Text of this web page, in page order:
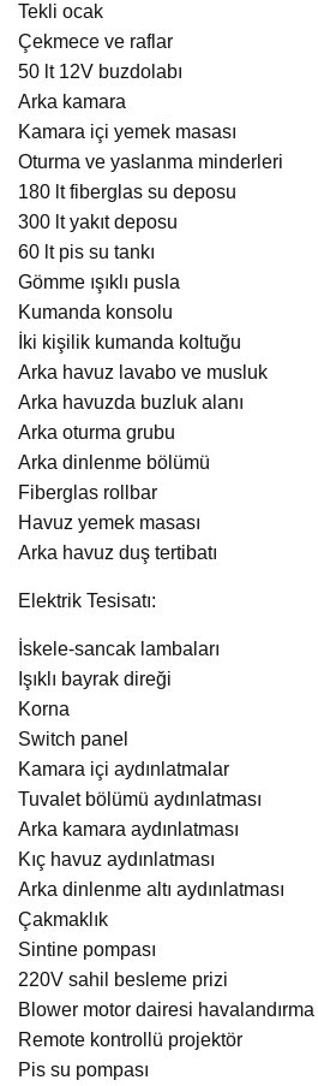
Tekli ocak
Çekmece ve raflar
50 lt 12V buzdolabı
Arka kamara
Kamara içi yemek masası
Oturma ve yaslanma minderleri
180 lt fiberglas su deposu
300 lt yakıt deposu
60 lt pis su tankı
Gömme ışıklı pusla
Kumanda konsolu
İki kişilik kumanda koltuğu
Arka havuz lavabo ve musluk
Arka havuzda buzluk alanı
Arka oturma grubu
Arka dinlenme bölümü
Fiberglas rollbar
Havuz yemek masası
Arka havuz duş tertibatı
Elektrik Tesisatı:
İskele-sancak lambaları
Işıklı bayrak direği
Korna
Switch panel
Kamara içi aydınlatmalar
Tuvalet bölümü aydınlatması
Arka kamara aydınlatması
Kıç havuz aydınlatması
Arka dinlenme altı aydınlatması
Çakmaklık
Sintine pompası
220V sahil besleme prizi
Blower motor dairesi havalandırma
Remote kontrollü projektör
Pis su pompası